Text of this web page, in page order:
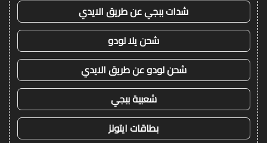
شدات ببجي عن طريق الايدي
شحن يلا لودو
شحن لودو عن طريق الايدي
شعبية ببجي
بطاقات ايتونز